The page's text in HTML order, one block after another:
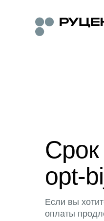
Срок
opt-
Если вы
оплаты